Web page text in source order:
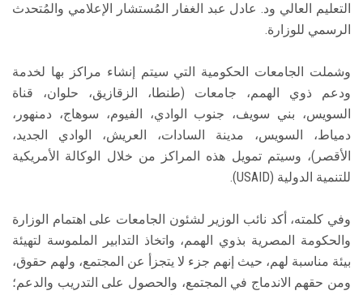
التعليم العالي ود. عادل عبد الغفار المُستشار الإعلامي والمُتحدث
الرسمي للوزارة.
وشملت الجامعات الحكومية التي سيتم إنشاء مراكز بها لخدمة
ودعم ذوي الهمم، جامعات (طنطا، الزقازيق، حلوان، قناة
السويس، بني سويف، جنوب الوادي، الفيوم، سوهاج، دمنهور،
دمياط، السويس، مدينة السادات، العريش، الوادي الجديد،
الأقصر)، وسيتم تمويل هذه المراكز من خلال الوكالة الأمريكية
للتنمية الدولية (USAID).
وفي كلمته، أكد نائب الوزير لشئون الجامعات على اهتمام الوزارة
والحكومة المصرية بذوي الهمم، واتخاذ التدابير الملموسة لتهيئة
بيئة مناسبة لهم، حيث إنهم جزء لا يتجزأ عن المجتمع، ولهم حقوق،
ومن حقهم الاندماج في المجتمع، والحصول على التدريب والدعم؛